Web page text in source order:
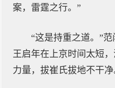
案，雷霆之行。”
“这是持重之道。”
王启年在上京时间太短
力量，拔崔氏拔地不干净